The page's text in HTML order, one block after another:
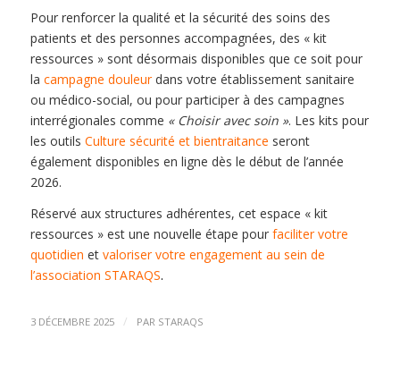
Pour renforcer la qualité et la sécurité des soins des
patients et des personnes accompagnées, des « kit
ressources » sont désormais disponibles que ce soit pour
la campagne douleurdans votre établissement sanitaire
ou médico-social, ou pour participer à des campagnes
interrégionales comme « Choisir avec soin ». Les kits pour
les outils Culture sécurité et bientraitance seront
également disponibles en ligne dès le début de l’année
2026.
Réservé aux structures adhérentes, cet espace « kit
ressources » est une nouvelle étape pour faciliter votre
quotidien et valoriser votre engagement au sein de
l’association STARAQS.
3 DÉCEMBRE 2025 / PAR STARAQS